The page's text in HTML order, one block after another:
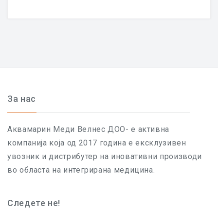
За нас
Аквамарин Меди Велнес ДОО- е активна
компанија која од 2017 година е ексклузивен
увозник и дистрибутер на иновативни производи
во областа на интегрирана медицина.
Следете не!